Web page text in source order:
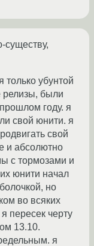
существу,
только убунтой
релизы, были
году. я
свой юнити. я
свой
и абсолютно
с тормозами и
юнити начал
но
во всяких
пересек черту
13.10.
я